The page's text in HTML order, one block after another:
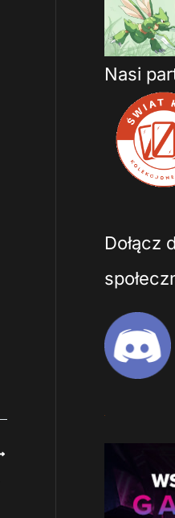
Nasi
Dołącz